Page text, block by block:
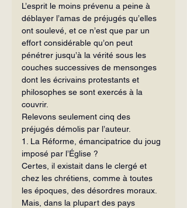
L’esprit le moins prévenu a peine à
déblayer l’amas de préjugés qu’elles
ont soulevé, et ce n’est que par un
effort considérable qu’on peut
pénétrer jusqu’à la vérité sous les
couches successives de mensonges
dont les écrivains protestants et
philosophes se sont exercés à la
couvrir.
Relevons seulement cinq des
préjugés démolis par l’auteur.
1. La Réforme, émancipatrice du joug
imposé par l’Église ?
Certes, il existait dans le clergé et
chez les chrétiens, comme à toutes
les époques, des désordres moraux.
Mais, dans la plupart des pays